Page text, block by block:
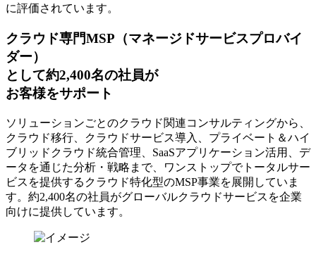
に評価されています。
クラウド専門MSP （マネージドサービスプロバイ
ダー）
として約2,400名の社員が
お客様をサポート
ソリューションごとのクラウド関連コンサルティングから、
クラウド移行、クラウドサービス導入、プライベート＆ハイ
ブリッドクラウド統合管理、SaaSアプリケーション活用、デ
ータを通じた分析・戦略まで、ワンストップでトータルサー
ビスを提供するクラウド特化型のMSP事業を展開していま
す。約2,400名の社員がグローバルクラウドサービスを企業
向けに提供しています。